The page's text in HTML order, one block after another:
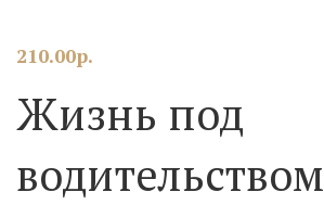
210.00р.
Жизнь под
водительством